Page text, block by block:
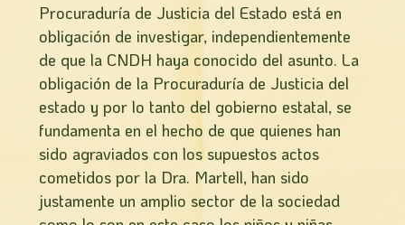
Procuraduría de Justicia del Estado está en
obligación de investigar, independientemente
de que la CNDH haya conocido del asunto. La
obligación de la Procuradurí­a de Justicia del
estado y por lo tanto del gobierno estatal, se
fundamenta en el hecho de que quienes han
sido agraviados con los supuestos actos
cometidos por la Dra. Martell, han sido
justamente un amplio sector de la sociedad